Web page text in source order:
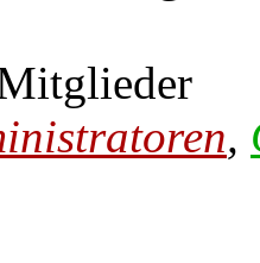
,